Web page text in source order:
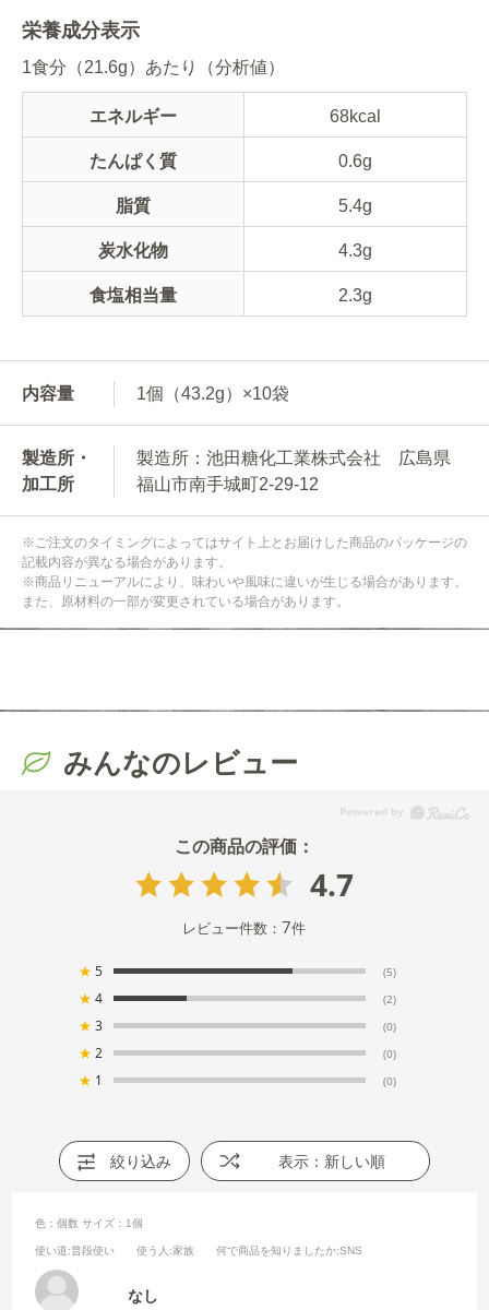
栄養成分表示
1食分（21.6g）あたり（分析値）
エネルギー 68kcal
たんぱく質 0.6g
脂質 5.4g
炭水化物 4.3g
食塩相当量 2.3g
内容量 1個（43.2g）×10袋
製造所・
加工所
製造所：池田糖化工業株式会社 広島県
福山市南手城町2-29-12
※ご注文のタイミングによってはサイト上とお届けした商品のパッケージの
記載内容が異なる場合があります。
※商品リニューアルにより、味わいや風味に違いが生じる場合があります。
また、原材料の一部が変更されている場合があります。
みんなのレビュー
4.7
レビュー件数：7件
★ 5 (5)
★ 4 (2)
★ 3 (0)
★ 2 (0)
★ 1 (0)
絞り込み 表示：新しい順
色：個数 サイズ：1個
使い道:普段使い 使う人 :家族 何で商品を知りましたか:SNS
なし